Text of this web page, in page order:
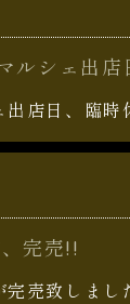
シェ出店
出店日、臨時
完売!!
売致しまし